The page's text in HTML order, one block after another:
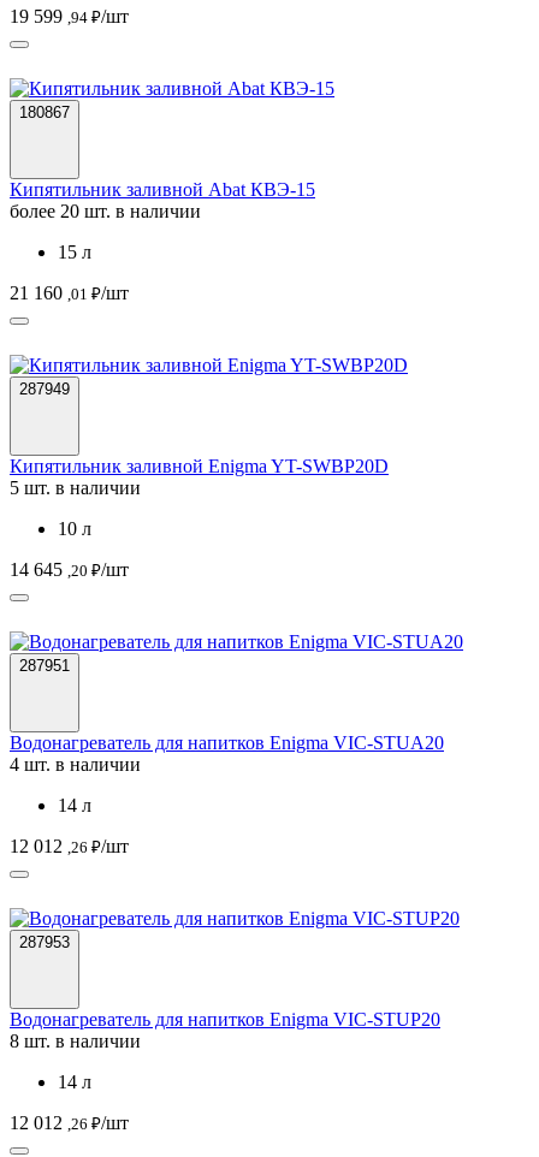
19 599 ,94 ₽/шт
180867
Кипятильник заливной Abat КВЭ-15
более 20 шт. в наличии
15 л
21 160 ,01 ₽/шт
287949
Кипятильник заливной Enigma YT-SWBP20D
5 шт. в наличии
10 л
14 645 ,20 ₽/шт
287951
Водонагреватель для напитков Enigma VIC-STUA20
4 шт. в наличии
14 л
12 012 ,26 ₽/шт
287953
Водонагреватель для напитков Enigma VIC-STUP20
8 шт. в наличии
14 л
12 012 ,26 ₽/шт